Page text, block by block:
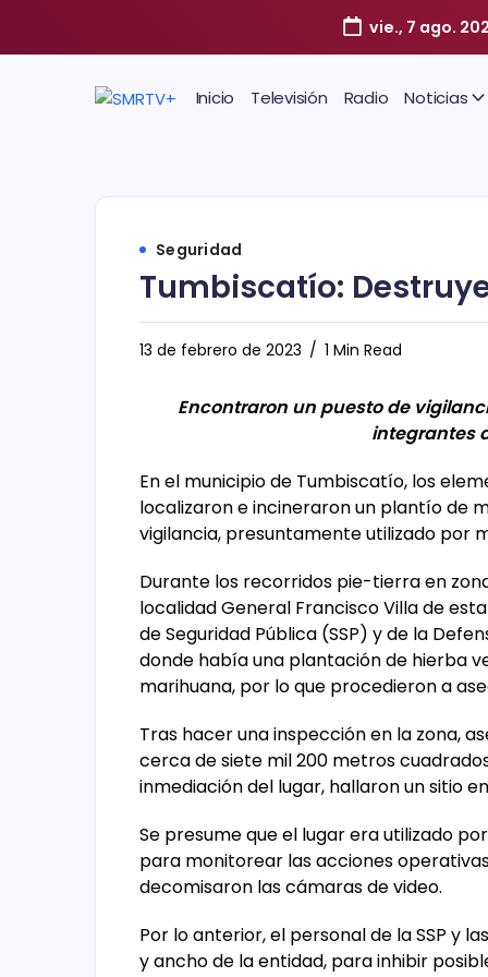
vie., 7 ago.
Inicio Televisión Radio Noticias
Seguridad
Tumbiscatío:
13 de febrero de 2023 1 Min Read
Encontraron un puesto de
integrantes
En el municipio de Tumbiscatío, los
localizaron e incineraron un plantío de
vigilancia, presuntamente utilizado por
Durante los recorridos pie-tierra en
localidad General Francisco Villa de
de Seguridad Pública (SSP) y de la
donde había una plantación de hierba
marihuana, por lo que procedieron a
Tras hacer una inspección en la zona,
cerca de siete mil 200 metros
inmediación del lugar, hallaron un sitio
Se presume que el lugar era utilizado
para monitorear las acciones
decomisaron las cámaras de video.
Por lo anterior, el personal de la SSP y
y ancho de la entidad, para inhibir